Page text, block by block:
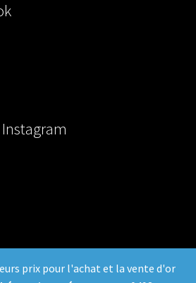
prix pour l'achat et la vente d'or